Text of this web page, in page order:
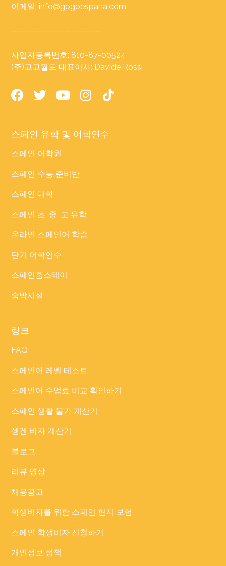
이메일: info@gogoespana.com
————————————
사업자등록번호: 810-87-00524
(주)고고월드 대표이사: Davide Rossi
스페인 유학 및 어학연수
스페인 어학원
스페인 수능 준비반
스페인 대학
스페인 초, 중, 고 유학
온라인 스페인어 학습
단기 어학연수
스페인홈스테이
숙박시설
링크
FAQ
스페인어 레벨 테스트
스페인어 수업료 비교 확인하기
스페인 생활 물가 계산기
솅겐 비자 계산기
블로그
리뷰 영상
채용공고
학생비자를 위한 스페인 현지 보험
스페인 학생비자 신청하기
개인정보 정책